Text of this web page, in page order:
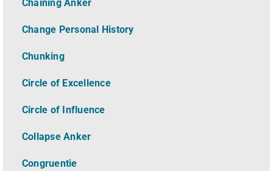
Chaining Anker
Change Personal History
Chunking
Circle of Excellence
Circle of Influence
Collapse Anker
Congruentie